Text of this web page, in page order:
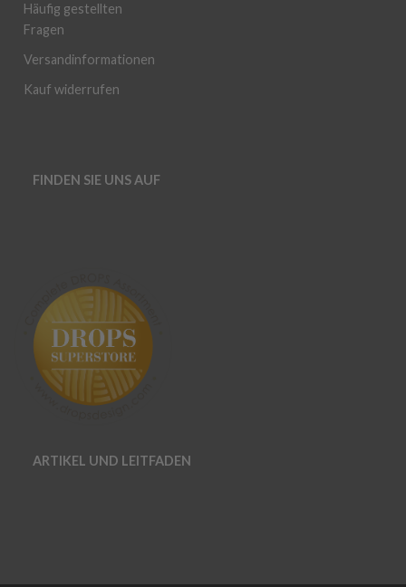
Häufig gestellten
Fragen
Versandinformationen
Kauf widerrufen
FINDEN SIE UNS AUF
ARTIKEL UND LEITFADEN